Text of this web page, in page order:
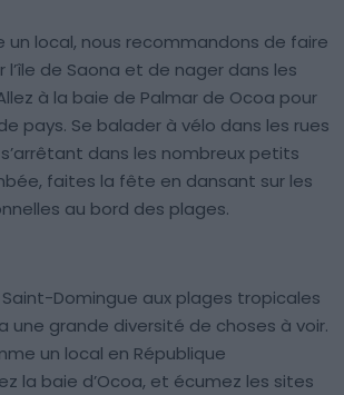
un local, nous recommandons de faire
de Saona et de nager dans les
à la baie de Palmar de Ocoa pour
pays. Se balader à vélo dans les rues
dans les nombreux petits
faites la fête en dansant sur les
au bord des plages.
Domingue aux plages tropicales
une grande diversité de choses à voir.
un local en République
la baie d’Ocoa, et écumez les sites